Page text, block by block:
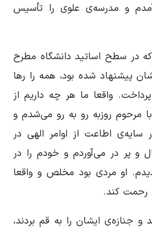
و مدرسه‌ی علوی را تأسیس
در سطح اساتید دانشگاه مطرح
پیشنهاد شده بود، همه را رها
واقعا ما هر چه داریم از
مرحوم روزبه رو به ‌رو می‌شدم و
اطاعت از اوامر الهی‌ ‌در
و پر در می‌آوردم و خودم را در
او مردی بود مخلص و واقعا
رحمت كند.
جنازه‌ی ایشان را به قم بردند،